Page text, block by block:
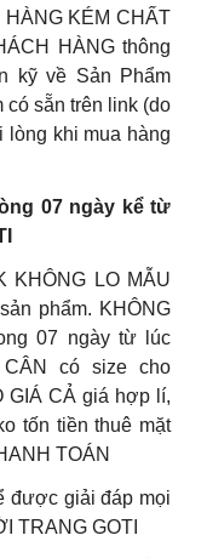
KÉM CHẤT
HÀNG thông
kỹ về Sản Phẩm
sẵn trên link (do
lòng khi mua hàng
07 ngày kể từ
KHÔNG LO MẪU
phẩm. KHÔNG
07 ngày từ lúc
CÂN có size cho
GIÁ CẢ giá hợp lí,
tốn tiền thuê mặt
TOÁN
được giải đáp mọi
TRANG GOTI